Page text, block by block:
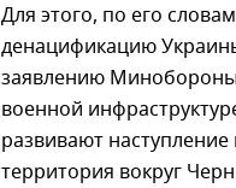
Для этого, по его
денацификацию
заявлению
военной
развивают
территория вокруг